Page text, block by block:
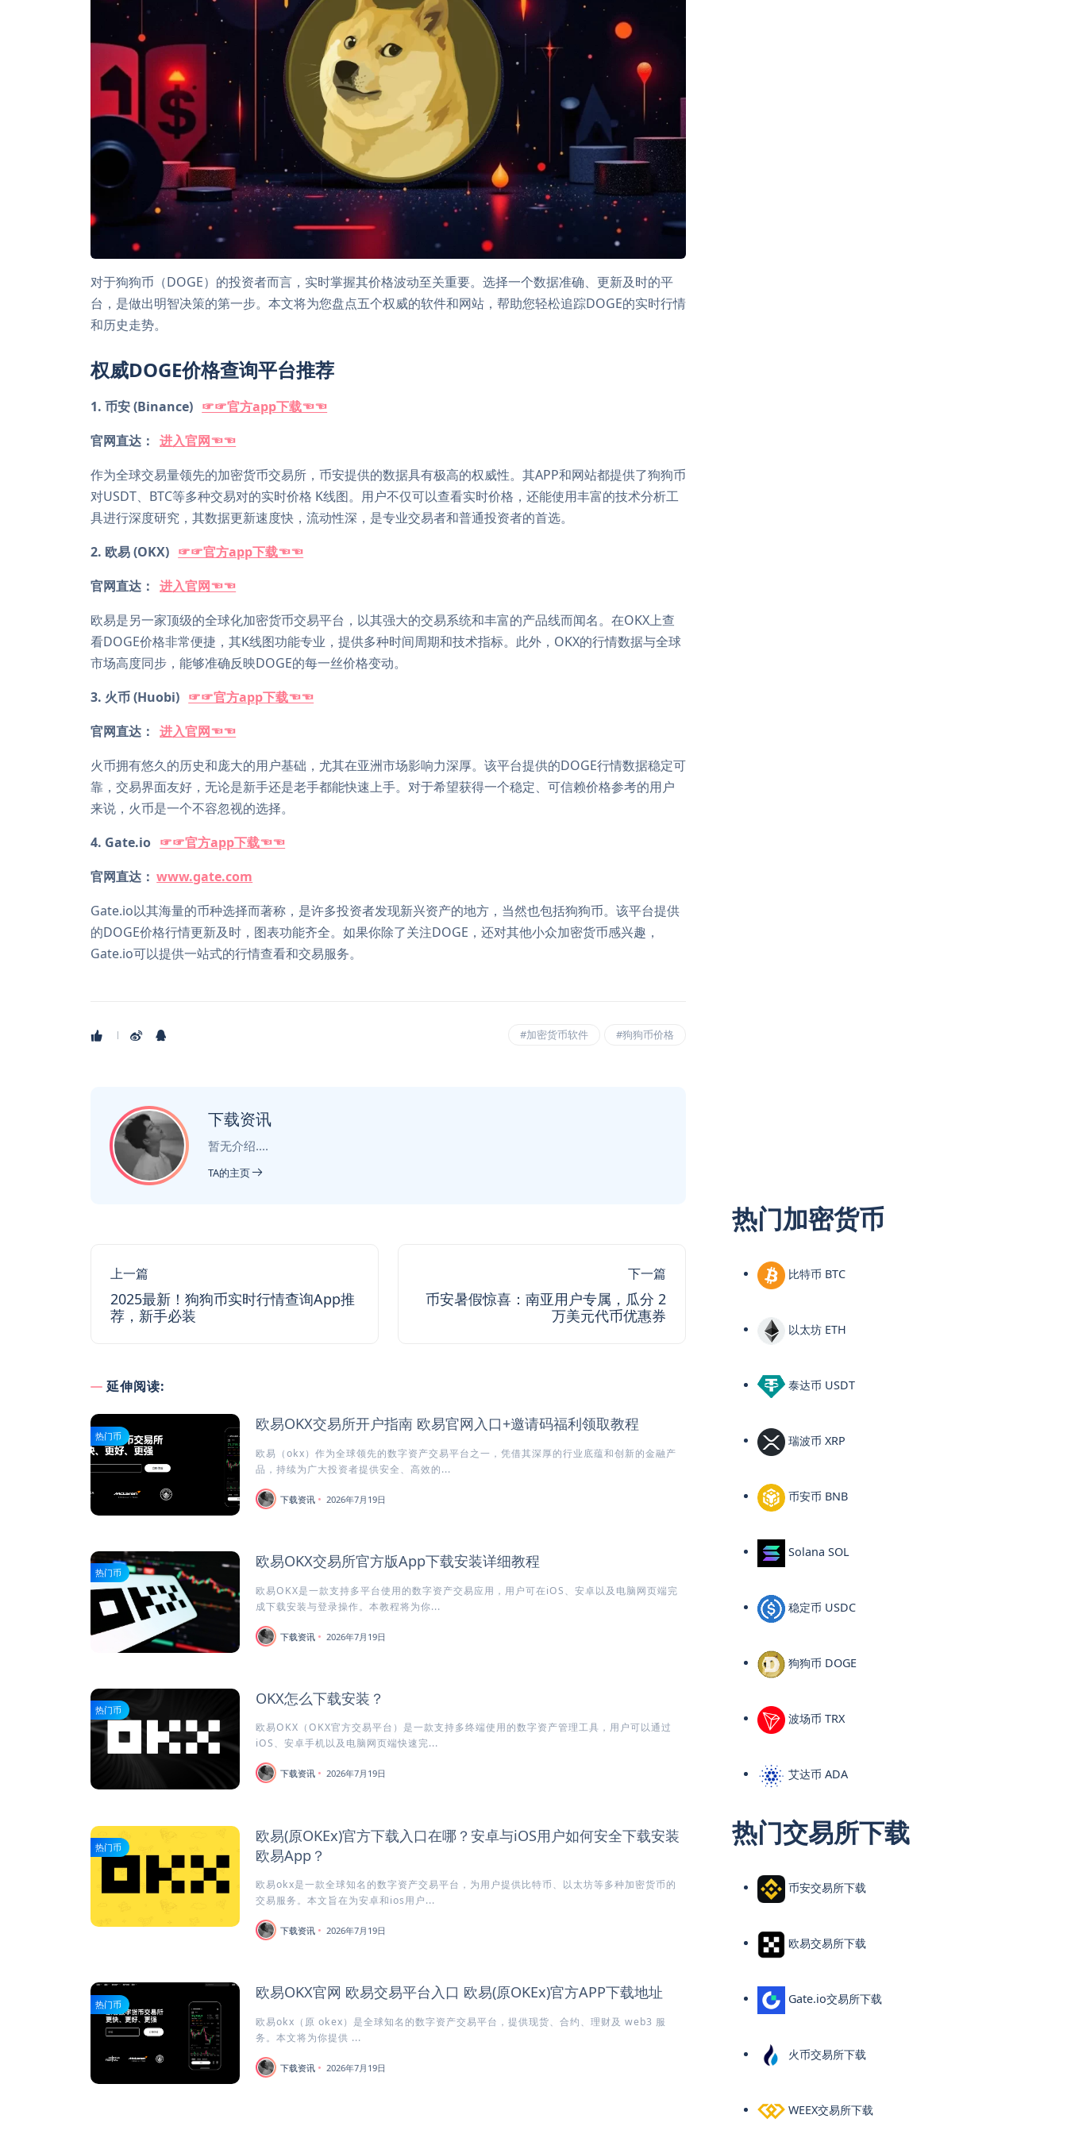
对于狗狗币（DOGE）的投资者而言，实时掌握其价格波动至关重要。选择一个数据准确、更新及时的平
台，是做出明智决策的第一步。本文将为您盘点五个权威的软件和网站，帮助您轻松追踪DOGE的实时行情
和历史走势。
权威DOGE价格查询平台推荐
1. 币安 (Binance) ☞☞官方app下载☜☜
官网直达： 进入官网☜☜
作为全球交易量领先的加密货币交易所，币安提供的数据具有极高的权威性。其APP和网站都提供了狗狗币
对USDT、BTC等多种交易对的实时价格 K线图。用户不仅可以查看实时价格，还能使用丰富的技术分析工
具进行深度研究，其数据更新速度快，流动性深，是专业交易者和普通投资者的首选。
2. 欧易 (OKX) ☞☞官方app下载☜☜
官网直达： 进入官网☜☜
欧易是另一家顶级的全球化加密货币交易平台，以其强大的交易系统和丰富的产品线而闻名。在OKX上查
看DOGE价格非常便捷，其K线图功能专业，提供多种时间周期和技术指标。此外，OKX的行情数据与全球
市场高度同步，能够准确反映DOGE的每一丝价格变动。
3. 火币 (Huobi) ☞☞官方app下载☜☜
官网直达： 进入官网☜☜
火币拥有悠久的历史和庞大的用户基础，尤其在亚洲市场影响力深厚。该平台提供的DOGE行情数据稳定可
靠，交易界面友好，无论是新手还是老手都能快速上手。对于希望获得一个稳定、可信赖价格参考的用户
来说，火币是一个不容忽视的选择。
4. Gate.io ☞☞官方app下载☜☜
官网直达： www.gate.com
Gate.io以其海量的币种选择而著称，是许多投资者发现新兴资产的地方，当然也包括狗狗币。该平台提供
的DOGE价格行情更新及时，图表功能齐全。如果你除了关注DOGE，还对其他小众加密货币感兴趣，
Gate.io可以提供一站式的行情查看和交易服务。
#加密货币软件 #狗狗币价格
下载资讯
暂无介绍....
TA的主页
上一篇
2025最新！狗狗币实时行情查询App推
荐，新手必装
下一篇
币安暑假惊喜：南亚用户专属，瓜分 2
万美元代币优惠券
延伸阅读:
热门币
欧易OKX交易所开户指南 欧易官网入口+邀请码福利领取教程
欧易（okx）作为全球领先的数字资产交易平台之一，凭借其深厚的行业底蕴和创新的金融产
品，持续为广大投资者提供安全、高效的...
下载资讯 2026年7月19日
热门币
欧易OKX交易所官方版App下载安装详细教程
欧易OKX是一款支持多平台使用的数字资产交易应用，用户可在iOS、安卓以及电脑网页端完
成下载安装与登录操作。本教程将为你...
下载资讯 2026年7月19日
热门币
OKX怎么下载安装？
欧易OKX（OKX官方交易平台）是一款支持多终端使用的数字资产管理工具，用户可以通过
iOS、安卓手机以及电脑网页端快速完...
下载资讯 2026年7月19日
热门币
欧易(原OKEx)官方下载入口在哪？安卓与iOS用户如何安全下载安装
欧易App？
欧易okx是一款全球知名的数字资产交易平台，为用户提供比特币、以太坊等多种加密货币的
交易服务。本文旨在为安卓和ios用户...
下载资讯 2026年7月19日
热门币
欧易OKX官网 欧易交易平台入口 欧易(原OKEx)官方APP下载地址
欧易okx（原 okex）是全球知名的数字资产交易平台，提供现货、合约、理财及 web3 服
务。本文将为你提供 ...
下载资讯 2026年7月19日
热门加密货币
比特币 BTC
以太坊 ETH
泰达币 USDT
瑞波币 XRP
币安币 BNB
Solana SOL
稳定币 USDC
狗狗币 DOGE
波场币 TRX
艾达币 ADA
热门交易所下载
币安交易所下载
欧易交易所下载
Gate.io交易所下载
火币交易所下载
WEEX交易所下载